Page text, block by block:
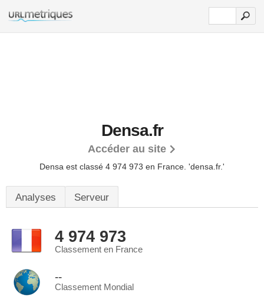
Densa.fr
Accéder au site
Densa est classé 4 974 973 en France. 'densa.fr.'
Analyses Serveur
4 974 973
Classement en France
--
Classement Mondial